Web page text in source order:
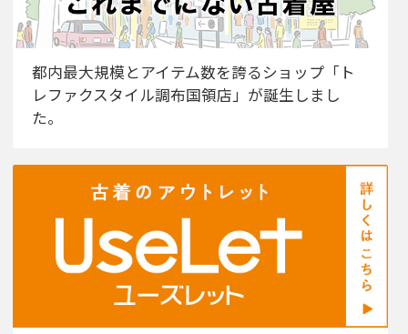
都内最大規模とアイテム数を誇るショップ「ト
レファクスタイル調布国領店」が誕生しまし
た。